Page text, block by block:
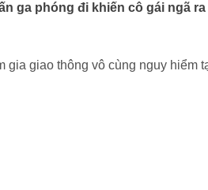
ga phóng đi khiến cô gái ngã ra
gia giao thông vô cùng nguy hiểm